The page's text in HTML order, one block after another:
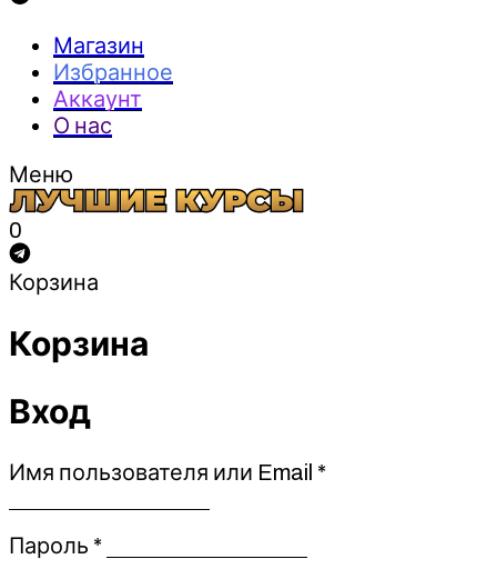
Магазин
Избранное
Аккаунт
О нас
Меню
0
Корзина
Корзина
Вход
Имя пользователя или Email *Обязательно
Пароль *Обязательно